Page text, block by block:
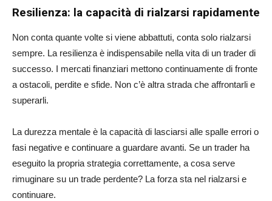
Resilienza: la capacità di rialzarsi rapidamente
Non conta quante volte si viene abbattuti, conta solo rialzarsi
sempre. La resilienza è indispensabile nella vita di un trader di
successo. I mercati finanziari mettono continuamente di fronte
a ostacoli, perdite e sfide. Non c’è altra strada che affrontarli e
superarli.
La durezza mentale è la capacità di lasciarsi alle spalle errori o
fasi negative e continuare a guardare avanti. Se un trader ha
eseguito la propria strategia correttamente, a cosa serve
rimuginare su un trade perdente? La forza sta nel rialzarsi e
continuare.